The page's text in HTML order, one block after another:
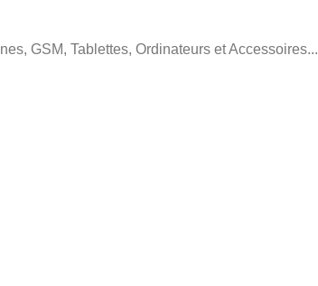
GSM, Tablettes, Ordinateurs et Accessoires...